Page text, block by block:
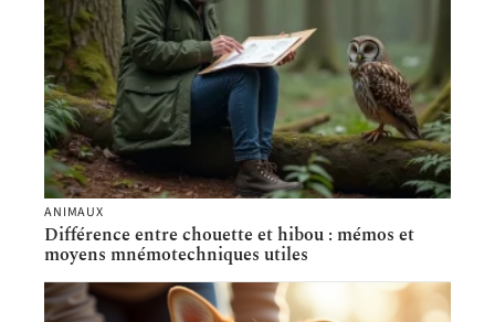
ANIMAUX
Différence entre chouette et hibou : mémos et
moyens mnémotechniques utiles